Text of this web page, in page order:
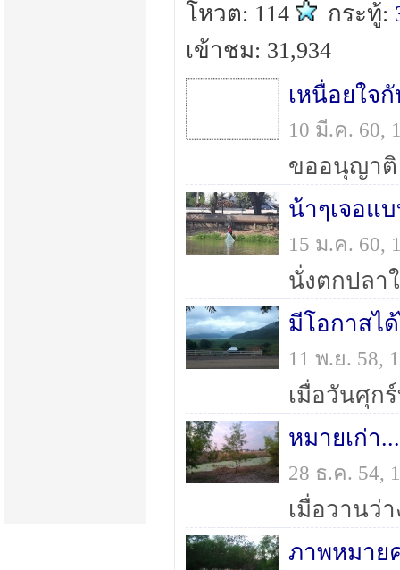
โหวต: 114 กระทู้:
เข้าชม: 31,934
เหนื่อยใจ
10 มี.ค. 60,
น้าๆเจอแ
15 ม.ค. 60,
มีโอกาสไ
11 พ.ย. 58,
หมายเก่า
28 ธ.ค. 54,
ภาพหมาย